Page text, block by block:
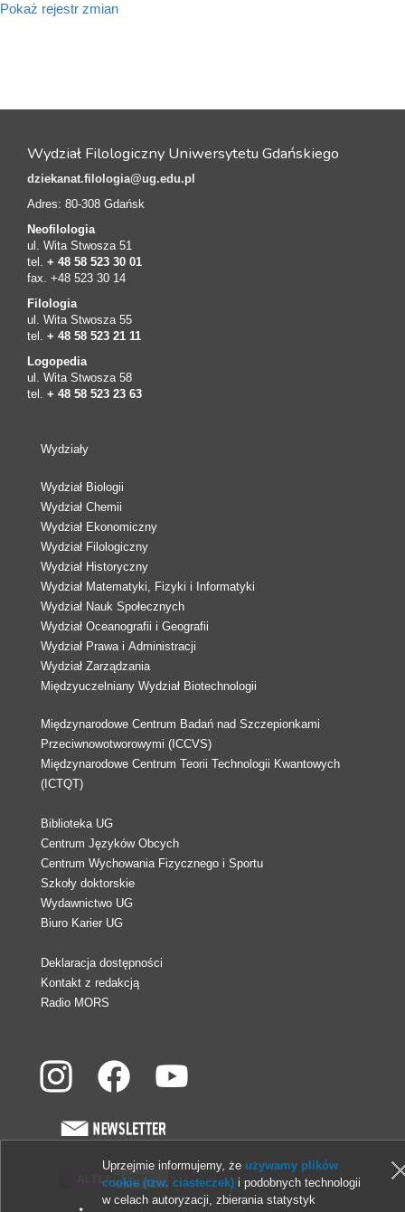
Pokaż rejestr zmian
Wydział Filologiczny Uniwersytetu Gdańskiego
dziekanat.filologia@ug.edu.pl
Adres: 80-308 Gdańsk
Neofilologia
ul. Wita Stwosza 51
tel. + 48 58 523 30 01
fax. +48 523 30 14
Filologia
ul. Wita Stwosza 55
tel. + 48 58 523 21 11
Logopedia
ul. Wita Stwosza 58
tel. + 48 58 523 23 63
Wydziały
Wydział Biologii
Wydział Chemii
Wydział Ekonomiczny
Wydział Filologiczny
Wydział Historyczny
Wydział Matematyki, Fizyki i Informatyki
Wydział Nauk Społecznych
Wydział Oceanografii i Geografii
Wydział Prawa i Administracji
Wydział Zarządzania
Międzyuczelniany Wydział Biotechnologii
Międzynarodowe Centrum Badań nad Szczepionkami
Przeciwnowotworowymi (ICCVS)
Międzynarodowe Centrum Teorii Technologii Kwantowych
(ICTQT)
Biblioteka UG
Centrum Języków Obcych
Centrum Wychowania Fizycznego i Sportu
Szkoły doktorskie
Wydawnictwo UG
Biuro Karier UG
Deklaracja dostępności
Kontakt z redakcją
Radio MORS
© 2013-2026 Uniwersytet Gdański
Uprzejmie informujemy, że używamy plików
cookie (tzw. ciasteczek) i podobnych technologii
w celach autoryzacji, zbierania statystyk